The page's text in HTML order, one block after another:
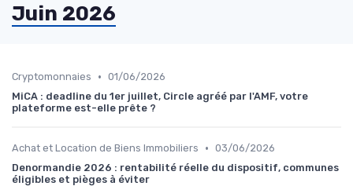
Juin 2026
Cryptomonnaies • 01/06/2026
MiCA : deadline du 1er juillet, Circle agréé par l'AMF, votre
plateforme est-elle prête ?
Achat et Location de Biens Immobiliers • 03/06/2026
Denormandie 2026 : rentabilité réelle du dispositif, communes
éligibles et pièges à éviter